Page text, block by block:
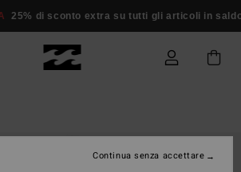
25% di sconto extra su tutti gli articoli in saldo*
Continua senza accettare